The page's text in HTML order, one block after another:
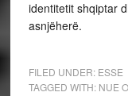
identitetit shqiptar
asnjëherë.
FILED UNDER: ESSE
TAGGED WITH: NUE